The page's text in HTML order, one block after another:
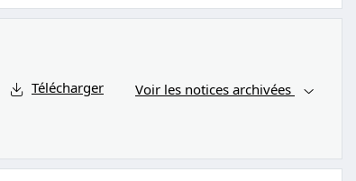
Télécharger Voir les notices archivées